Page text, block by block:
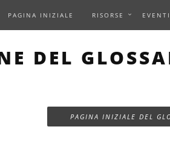
PAGINA INIZIALE RISORSE EVENTI
DEL
PAGINA INIZIALE DEL